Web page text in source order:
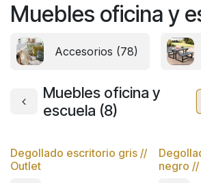
Muebles oficina y
Accesorios (78)
Muebles oficina y
escuela (8)
Oferta
Degollado escritorio gris //
Outlet
Oferta
negro